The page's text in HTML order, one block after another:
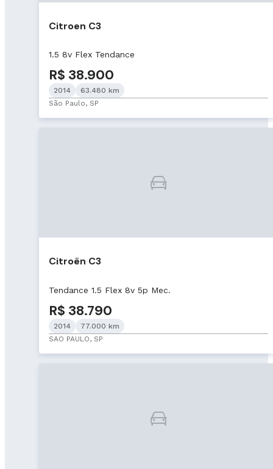
Citroen C3
1.5 8v Flex Tendance
R$ 38.900
2014
63.480 km
São Paulo, SP
Citroën C3
Tendance 1.5 Flex 8v 5p Mec.
R$ 38.790
2014
77.000 km
SAO PAULO, SP